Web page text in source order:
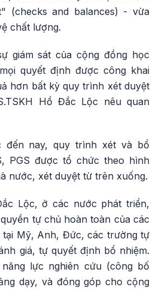
(checks and balances) - vừa
chất lượng.
giám sát của cộng đồng học
quyết định được công khai
hơn bất kỳ quy trình xét duyệt
Hồ Đắc Lộc nêu quan
đến nay, quy trình xét và bổ
PGS được tổ chức theo hình
nước, xét duyệt từ trên xuống.
Lộc, ở các nước phát triển,
tự chủ hoàn toàn của các
tại Mỹ, Anh, Đức, các trường tự
giá, tự quyết định bổ nhiệm.
lực nghiên cứu (công bố
dạy, và đóng góp cho cộng